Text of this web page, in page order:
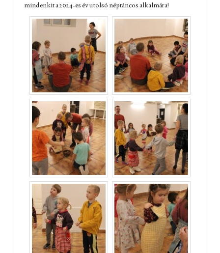
mindenkit a 2024-es év utolsó néptáncos alkalmára!